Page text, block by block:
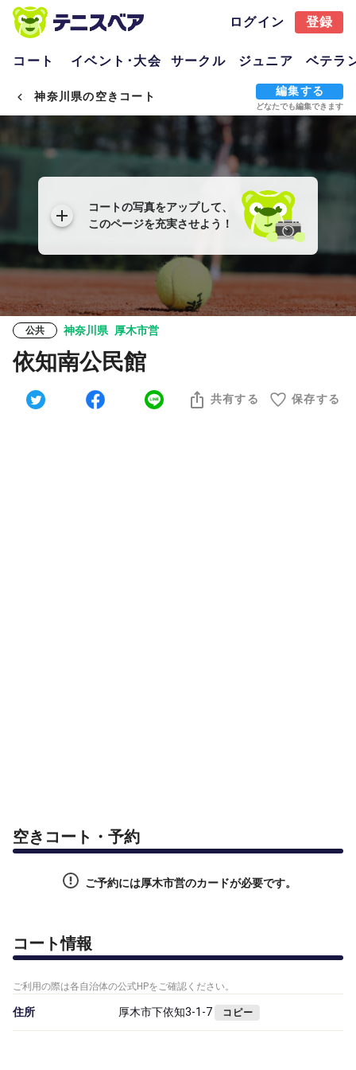
ログイン 登録
コート イベント･大会 サークル ジュニア ベテラ
神奈川県の空きコート 編集する
どなたでも編集できます
コートの写真をアップして、
このページを充実させよう！
公共 神奈川県 厚木市営
依知南公民館
共有する 保存する
空きコート・予約
ご予約には厚木市営のカードが必要です。
コート情報
ご利用の際は各自治体の公式HPをご確認ください。
住所 厚木市下依知3-1-7 コピー